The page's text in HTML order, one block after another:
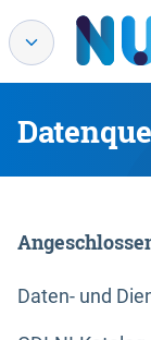
Daten- und